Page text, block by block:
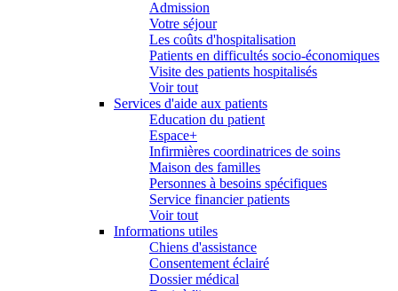
Admission
Votre séjour
Les coûts d'hospitalisation
Patients en difficultés socio-économiques
Visite des patients hospitalisés
Voir tout
Services d'aide aux patients
Education du patient
Espace+
Infirmières coordinatrices de soins
Maison des familles
Personnes à besoins spécifiques
Service financier patients
Voir tout
Informations utiles
Chiens d'assistance
Consentement éclairé
Dossier médical